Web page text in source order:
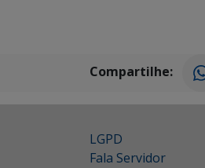
Compartilhe:
LGPD
Fala Servidor